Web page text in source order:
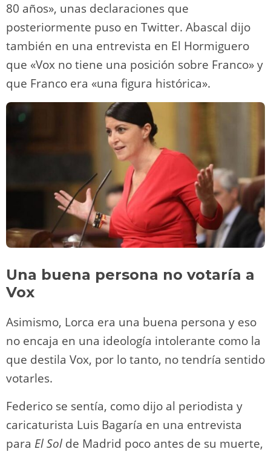
80 años», unas declaraciones que
posteriormente puso en Twitter. Abascal dijo
también en una entrevista en El Hormiguero
que «Vox no tiene una posición sobre Franco» y
que Franco era «una figura histórica».
Una buena persona no votaría a
Vox
Asimismo, Lorca era una buena persona y eso
no encaja en una ideología intolerante como la
que destila Vox, por lo tanto, no tendría sentido
votarles.
Federico se sentía, como dijo al periodista y
caricaturista Luis Bagaría en una entrevista
para El Sol de Madrid poco antes de su muerte,